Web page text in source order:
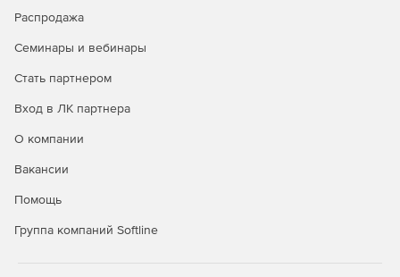
Распродажа
Семинары и вебинары
Стать партнером
Вход в ЛК партнера
О компании
Вакансии
Помощь
Группа компаний Softline